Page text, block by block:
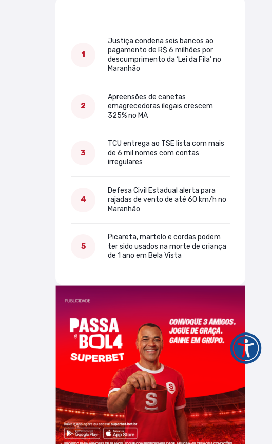
Justiça condena seis bancos ao
pagamento de R$ 6 milhões por
descumprimento da ‘Lei da Fila’ no
Maranhão
Apreensões de canetas
emagrecedoras ilegais crescem
325% no MA
TCU entrega ao TSE lista com mais
de 6 mil nomes com contas
irregulares
Defesa Civil Estadual alerta para
rajadas de vento de até 60 km/h no
Maranhão
Picareta, martelo e cordas podem
ter sido usados na morte de criança
de 1 ano em Bela Vista